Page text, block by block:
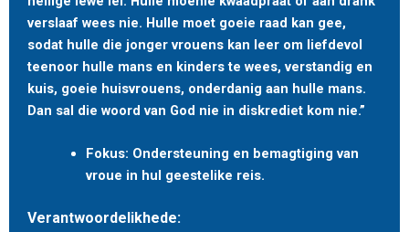
verslaaf wees nie. Hulle moet goeie raad kan gee,
sodat hulle die jonger vrouens kan leer om liefdevol
teenoor hulle mans en kinders te wees, verstandig en
kuis, goeie huisvrouens, onderdanig aan hulle mans.
Dan sal die woord van God nie in diskrediet kom nie.”
Fokus: Ondersteuning en bemagtiging van
vroue in hul geestelike reis.
Verantwoordelikhede: